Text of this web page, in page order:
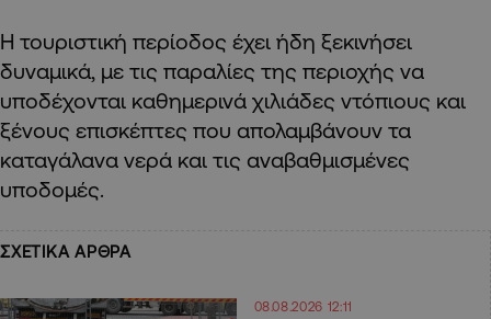
Η τουριστική περίοδος έχει ήδη ξεκινήσει
δυναμικά, με τις παραλίες της περιοχής να
υποδέχονται καθημερινά χιλιάδες ντόπιους και
ξένους επισκέπτες που απολαμβάνουν τα
καταγάλανα νερά και τις αναβαθμισμένες
υποδομές.
ΣΧΕΤΙΚΑ ΑΡΘΡΑ
08.08.2026 12:11